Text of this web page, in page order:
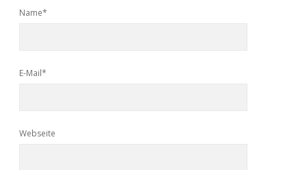
Name*
E-Mail*
Webseite